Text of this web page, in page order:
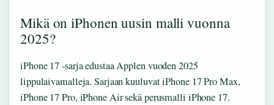
Mikä on iPhonen uusin malli vuonna
2025?
iPhone 17 -sarja edustaa Applen vuoden 2025
lippulaivamalleja. Sarjaan kuuluvat iPhone 17 Pro Max,
iPhone 17 Pro, iPhone Air sekä perusmalli iPhone 17.